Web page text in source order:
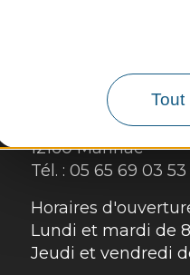
Tout
MAIRIE DE
15 chemin de
12160 Manhac
Tél. : 05 65 69 03 53
Horaires
Lundi et mardi de
Jeudi et vendredi